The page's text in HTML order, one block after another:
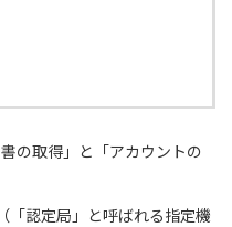
の取得」と「アカウントの
「認定局」と呼ばれる指定機